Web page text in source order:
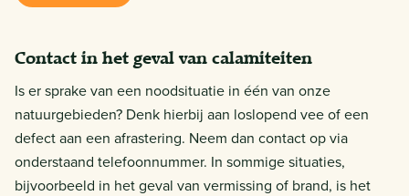
Contact in het geval van calamiteiten
Is er sprake van een noodsituatie in één van onze
natuurgebieden? Denk hierbij aan loslopend vee of een
defect aan een afrastering. Neem dan contact op via
onderstaand telefoonnummer. In sommige situaties,
bijvoorbeeld in het geval van vermissing of brand, is het